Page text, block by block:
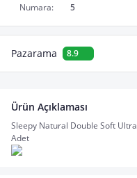
Numara:
5
Pazarama 8.9
Ürün Açıklaması
Sleepy Natural Double Soft
Adet